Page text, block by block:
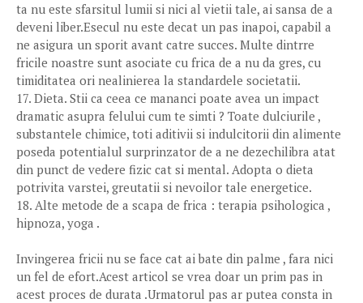
ta nu este sfarsitul lumii si nici al vietii tale, ai sansa de a
deveni liber.Esecul nu este decat un pas inapoi, capabil a
ne asigura un sporit avant catre succes. Multe dintrre
fricile noastre sunt asociate cu frica de a nu da gres, cu
timiditatea ori nealinierea la standardele societatii.
17. Dieta. Stii ca ceea ce mananci poate avea un impact
dramatic asupra felului cum te simti ? Toate dulciurile ,
substantele chimice, toti aditivii si indulcitorii din alimente
poseda potentialul surprinzator de a ne dezechilibra atat
din punct de vedere fizic cat si mental. Adopta o dieta
potrivita varstei, greutatii si nevoilor tale energetice.
18. Alte metode de a scapa de frica : terapia psihologica ,
hipnoza, yoga .
Invingerea fricii nu se face cat ai bate din palme , fara nici
un fel de efort.Acest articol se vrea doar un prim pas in
acest proces de durata .Urmatorul pas ar putea consta in